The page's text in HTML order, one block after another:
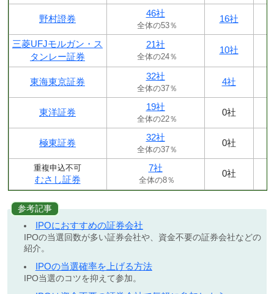
野村證券
46社
全体の53％
16社
三菱UFJモルガン・ス
タンレー証券
21社
全体の24％
10社
東海東京証券
32社
全体の37％
4社
東洋証券
19社
全体の22％
0社
極東証券
32社
全体の37％
0社
重複申込不可
むさし証券
7社
全体の8％
0社
参考記事
IPOにおすすめの証券会社
IPOの当選回数が多い証券会社や、資金不要の証券会社などの
紹介。
IPOの当選確率を上げる方法
IPO当選のコツを抑えて参加。